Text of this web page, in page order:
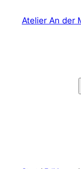
InhaltAtelier An der